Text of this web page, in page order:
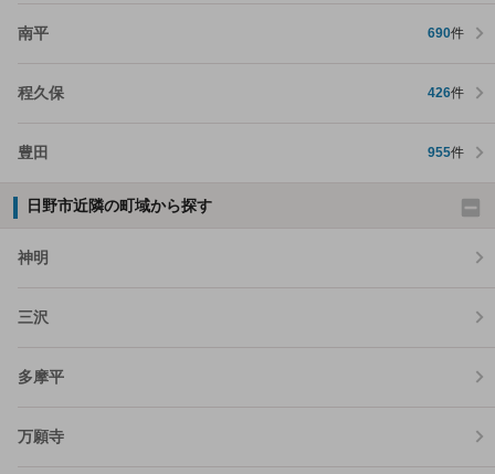
南平 690件
程久保 426件
豊田 955件
日野市近隣の町域から探す
神明
三沢
多摩平
万願寺